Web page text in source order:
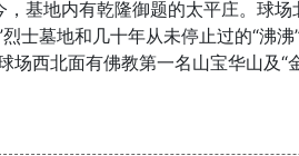
基地内有乾隆御题的太平庄。球
士墓地和几十年从未停止过的“沸
场西北面有佛教第一名山宝华山及“